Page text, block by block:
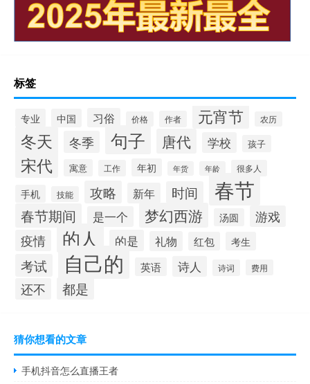
标签
专业 中国 习俗 价格 作者 元宵节 农历
冬天 冬季 句子 唐代 学校 孩子
宋代 寓意 工作 年初 年货 年龄 很多人
手机 技能 攻略 新年 时间 春节
春节期间 是一个 梦幻西游 汤圆
游戏
疫情
的人 的是 礼物 红包 考生
考试 自己的 英语 诗人 诗词 费用
还不 都是
猜你想看的文章
手机抖音怎么直播王者